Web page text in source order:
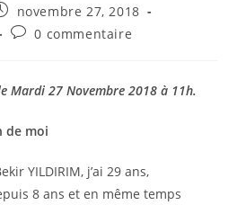
publiée :
novembre 27, 2018
Commentaires
publication :
0 commentaire
Mardi 27 Novembre 2018 à 11h.
de moi
YILDIRIM, j’ai 29 ans,
8 ans et en même temps